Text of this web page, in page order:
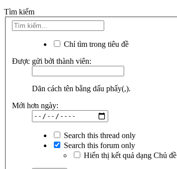
Tìm kiếm
Chỉ tìm trong tiêu đề
Được gửi bởi thành viên:
Dãn cách tên bằng dấu phẩy(,).
Mới hơn ngày:
Search this thread only
Search this forum only
Hiển thị kết quả dạng Chủ đề